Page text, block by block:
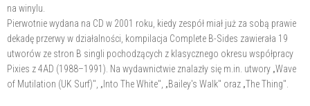
na winylu.
Pierwotnie wydana na CD w 2001 roku, kiedy zespół miał już za sobą prawie
dekadę przerwy w działalności, kompilacja Complete B-Sides zawierała 19
utworów ze stron B singli pochodzących z klasycznego okresu współpracy
Pixies z 4AD (1988–1991). Na wydawnictwie znalazły się m.in. utwory „Wave
of Mutilation (UK Surf)", „Into The White", „Bailey's Walk" oraz „The Thing".